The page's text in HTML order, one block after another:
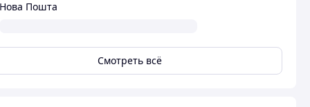
Нова Пошта
Смотреть всё